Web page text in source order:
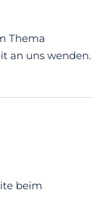
Thema
an uns wenden.
beim